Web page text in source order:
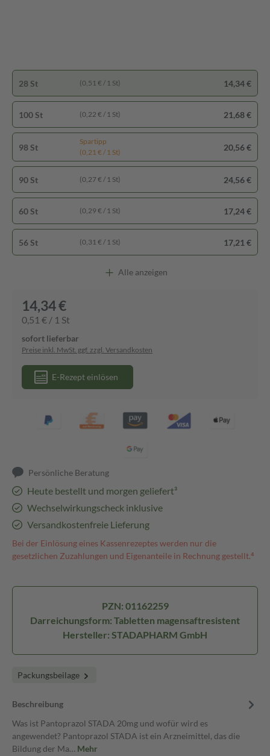
100 St (0,22 € / 1 St) 21,68 €
98 St
Spartipp
(0,21 € / 1 St)
20,56 €
90 St (0,27 € / 1 St) 24,56 €
60 St (0,29 € / 1 St) 17,24 €
56 St (0,31 € / 1 St) 17,21 €
28 St (0,51 € / 1 St) 14,34 €
Alle anzeigen
14,34 €
0,51 € / 1 St
sofort lieferbar
Preise inkl. MwSt. ggf. zzgl. Versandkosten
E-Rezept einlösen
Persönliche Beratung
Heute bestellt und morgen geliefert³
Wechselwirkungscheck inklusive
Versandkostenfreie Lieferung
Bei der Einlösung eines Kassenrezeptes werden nur die
gesetzlichen Zuzahlungen und Eigenanteile in Rechnung gestellt.⁴
PZN: 01162259
Darreichungsform: Tabletten magensaftresistent
Hersteller: STADAPHARM GmbH
Packungsbeilage
Beschreibung
Was ist Pantoprazol STADA 20mg und wofür wird es
angewendet? Pantoprazol STADA ist ein Arzneimittel, das die
Bildung der Ma… Mehr